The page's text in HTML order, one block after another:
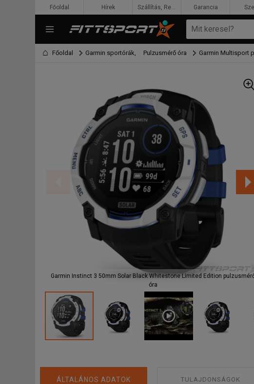
Főoldal Garmin sportórák, Pulzusmérő óra Garmin Multisport
Garmin Instinct 3 50mm Solar Black Whitestone Limited Edition
óra
ÁLTALÁNOS ADATOK TULAJDONSÁGOK
Főoldal Hírek Szállítás, Rendelés, Fizetés Garancia